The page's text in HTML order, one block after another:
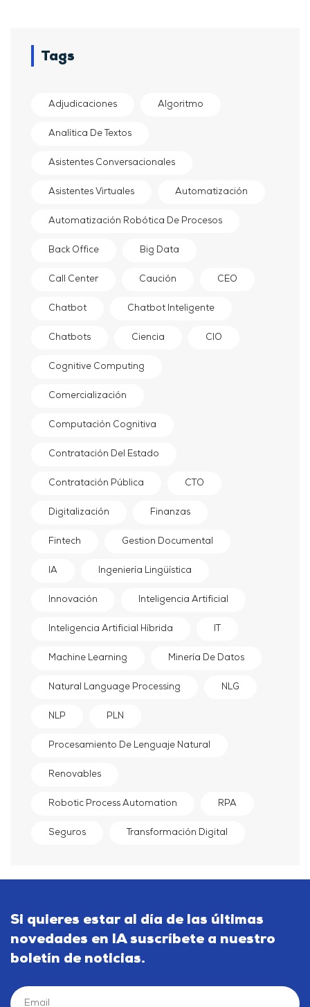
Tags
Adjudicaciones Algoritmo
Analítica De Textos
Asistentes Conversacionales
Asistentes Virtuales Automatización
Automatización Robótica De Procesos
Back Office Big Data
Call Center Caución CEO
Chatbot Chatbot Inteligente
Chatbots Ciencia CIO
Cognitive Computing
Comercialización
Computación Cognitiva
Contratación Del Estado
Contratación Pública CTO
Digitalización Finanzas
Fintech Gestion Documental
IA Ingeniería Lingüística
Innovación Inteligencia Artificial
Inteligencia Artificial Híbrida
Machine Learning Minería De Datos
Natural Language Processing NLG
NLP PLN
Procesamiento De Lenguaje Natural
Renovables
Robotic Process Automation RPA
Seguros Transformación Digital
Si quieres estar al día de las últimas
novedades en IA suscríbete a nuestro
boletín de noticias.